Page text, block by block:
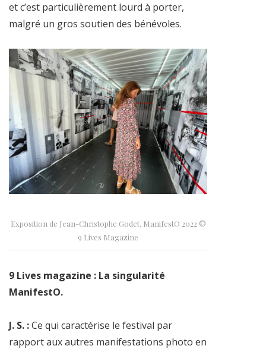
et c’est particulièrement lourd à porter,
malgré un gros soutien des bénévoles.
Exposition de Jean-Christophe Godet, ManifestO 2022 ©
9 Lives Magazine
9 Lives magazine : La singularité
ManifestO.
J. S. :Ce qui caractérise le festival par
rapport aux autres manifestations photo en